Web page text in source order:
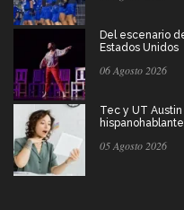
Del escenario
Estados Unidos
06 Agosto 2026
Tec y UT
05 Agosto 2026